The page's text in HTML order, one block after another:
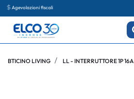
Agevolazioni fiscali
BTICINO LIVING LL - INTERRUTTORE 1P